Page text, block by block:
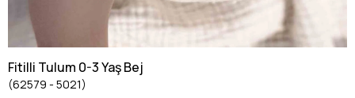
Fitilli Tulum 0-3 Yaş Bej
(62579 - 5021)